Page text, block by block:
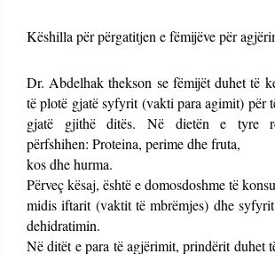
Këshilla për përgatitjen e fëmijëve për
Dr. Abdelhak thekson se fëmijët duhet të
të plotë gjatë syfyrit (vakti para agimit) për
gjatë gjithë ditës. Në dietën e tyre
përfshihen: Proteina, perime dhe fruta,
kos dhe hurma.
Përveç kësaj, është e domosdoshme të
midis iftarit (vaktit të mbrëmjes) dhe
dehidratimin.
Në ditët e para të agjërimit, prindërit duhet